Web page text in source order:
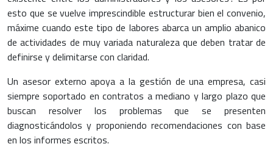
esto que se vuelve imprescindible estructurar bien el convenio,
máxime cuando este tipo de labores abarca un amplio abanico
de actividades de muy variada naturaleza que deben tratar de
definirse y delimitarse con claridad.
Un asesor externo apoya a la gestión de una empresa, casi
siempre soportado en contratos a mediano y largo plazo que
buscan resolver los problemas que se presenten
diagnosticándolos y proponiendo recomendaciones con base
en los informes escritos.